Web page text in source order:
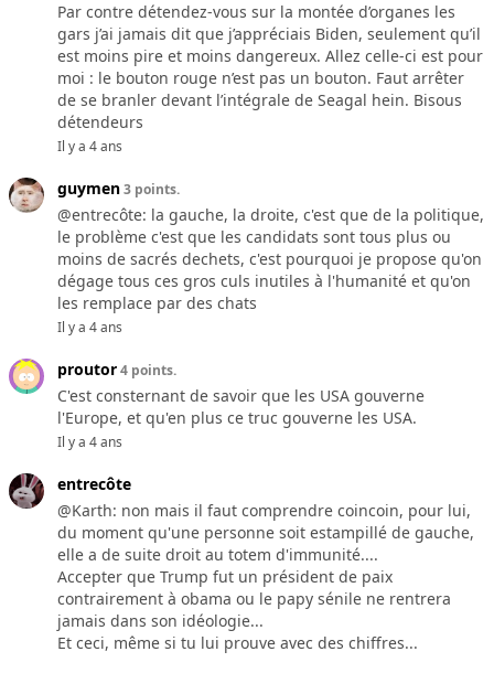
Par contre détendez-vous sur la montée d’organes les
gars j’ai jamais dit que j’appréciais Biden, seulement qu’il
est moins pire et moins dangereux. Allez celle-ci est pour
moi : le bouton rouge n’est pas un bouton. Faut arrêter
de se branler devant l’intégrale de Seagal hein. Bisous
détendeurs
Il y a 4 ans
guymen3 points.
@entrecôte: la gauche, la droite, c'est que de la politique,
le problème c'est que les candidats sont tous plus ou
moins de sacrés dechets, c'est pourquoi je propose qu'on
dégage tous ces gros culs inutiles à l'humanité et qu'on
les remplace par des chats
Il y a 4 ans
proutor4 points.
C'est consternant de savoir que les USA gouverne
l'Europe, et qu'en plus ce truc gouverne les USA.
Il y a 4 ans
entrecôte
@Karth: non mais il faut comprendre coincoin, pour lui,
du moment qu'une personne soit estampillé de gauche,
elle a de suite droit au totem d'immunité....
Accepter que Trump fut un président de paix
contrairement à obama ou le papy sénile ne rentrera
jamais dans son idéologie...
Et ceci, même si tu lui prouve avec des chiffres...